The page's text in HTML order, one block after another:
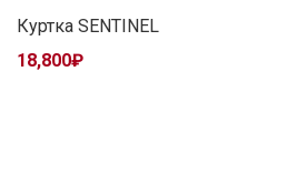
Куртка SENTINEL
18,800₽